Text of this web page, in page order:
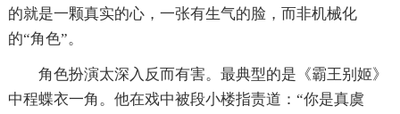
的就是一颗真实的心，一张有生气的脸，而非机械化
的“角色”。
角色扮演太深入反而有害。最典型的是《霸王别姬》
中程蝶衣一角。他在戏中被段小楼指责道：“你是真虞